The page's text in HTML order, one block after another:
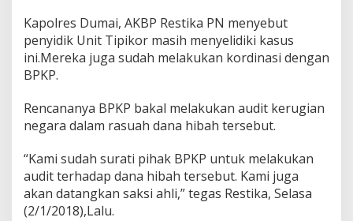
T
s
g
a
e
r
k
Kapolres Dumai, AKBP Restika PN menyebut
penyidik Unit Tipikor masih menyelidiki kasus
ini.Mereka juga sudah melakukan kordinasi dengan
BPKP.
Rencananya BPKP bakal melakukan audit kerugian
negara dalam rasuah dana hibah tersebut.
“Kami sudah surati pihak BPKP untuk melakukan
audit terhadap dana hibah tersebut. Kami juga
akan datangkan saksi ahli,” tegas Restika, Selasa
(2/1/2018),Lalu.